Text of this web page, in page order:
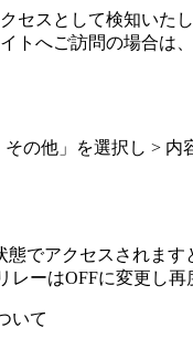
セスとして検知いたし
トへご訪問の場合は
の他」を選択し >
でアクセスされます
ーはOFFに変更し再
いて